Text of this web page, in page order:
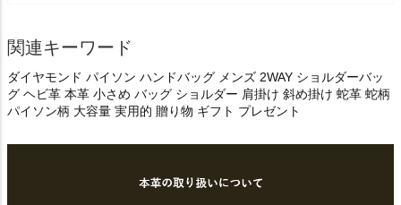
関連キーワード
ダイヤモンド パイソン ハンドバッグ メンズ 2WAY ショルダーバッ
グ ヘビ革 本革 小さめ バッグ ショルダー 肩掛け 斜め掛け 蛇革 蛇柄
パイソン柄 大容量 実用的 贈り物 ギフト プレゼント